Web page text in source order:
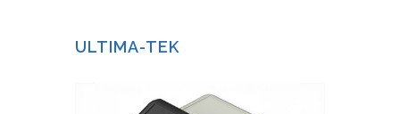
ULTIMA-TEK